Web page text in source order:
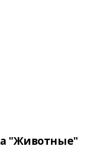
"Животные"